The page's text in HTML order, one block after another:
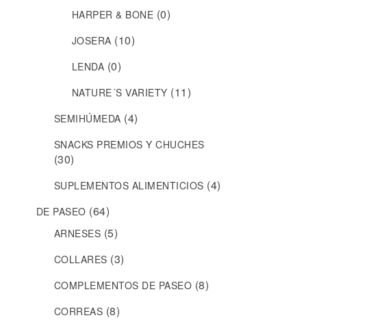
HARPER & BONE (0)
JOSERA (10)
LENDA (0)
NATURE´S VARIETY (11)
SEMIHÚMEDA (4)
SNACKS PREMIOS Y CHUCHES
(30)
SUPLEMENTOS ALIMENTICIOS (4)
DE PASEO (64)
ARNESES (5)
COLLARES (3)
COMPLEMENTOS DE PASEO (8)
CORREAS (8)